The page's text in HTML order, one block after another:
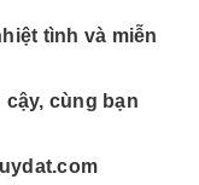
tình và miễn
cùng bạn